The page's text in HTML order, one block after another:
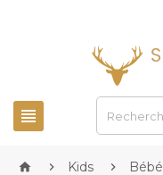

  Kids  Bébé